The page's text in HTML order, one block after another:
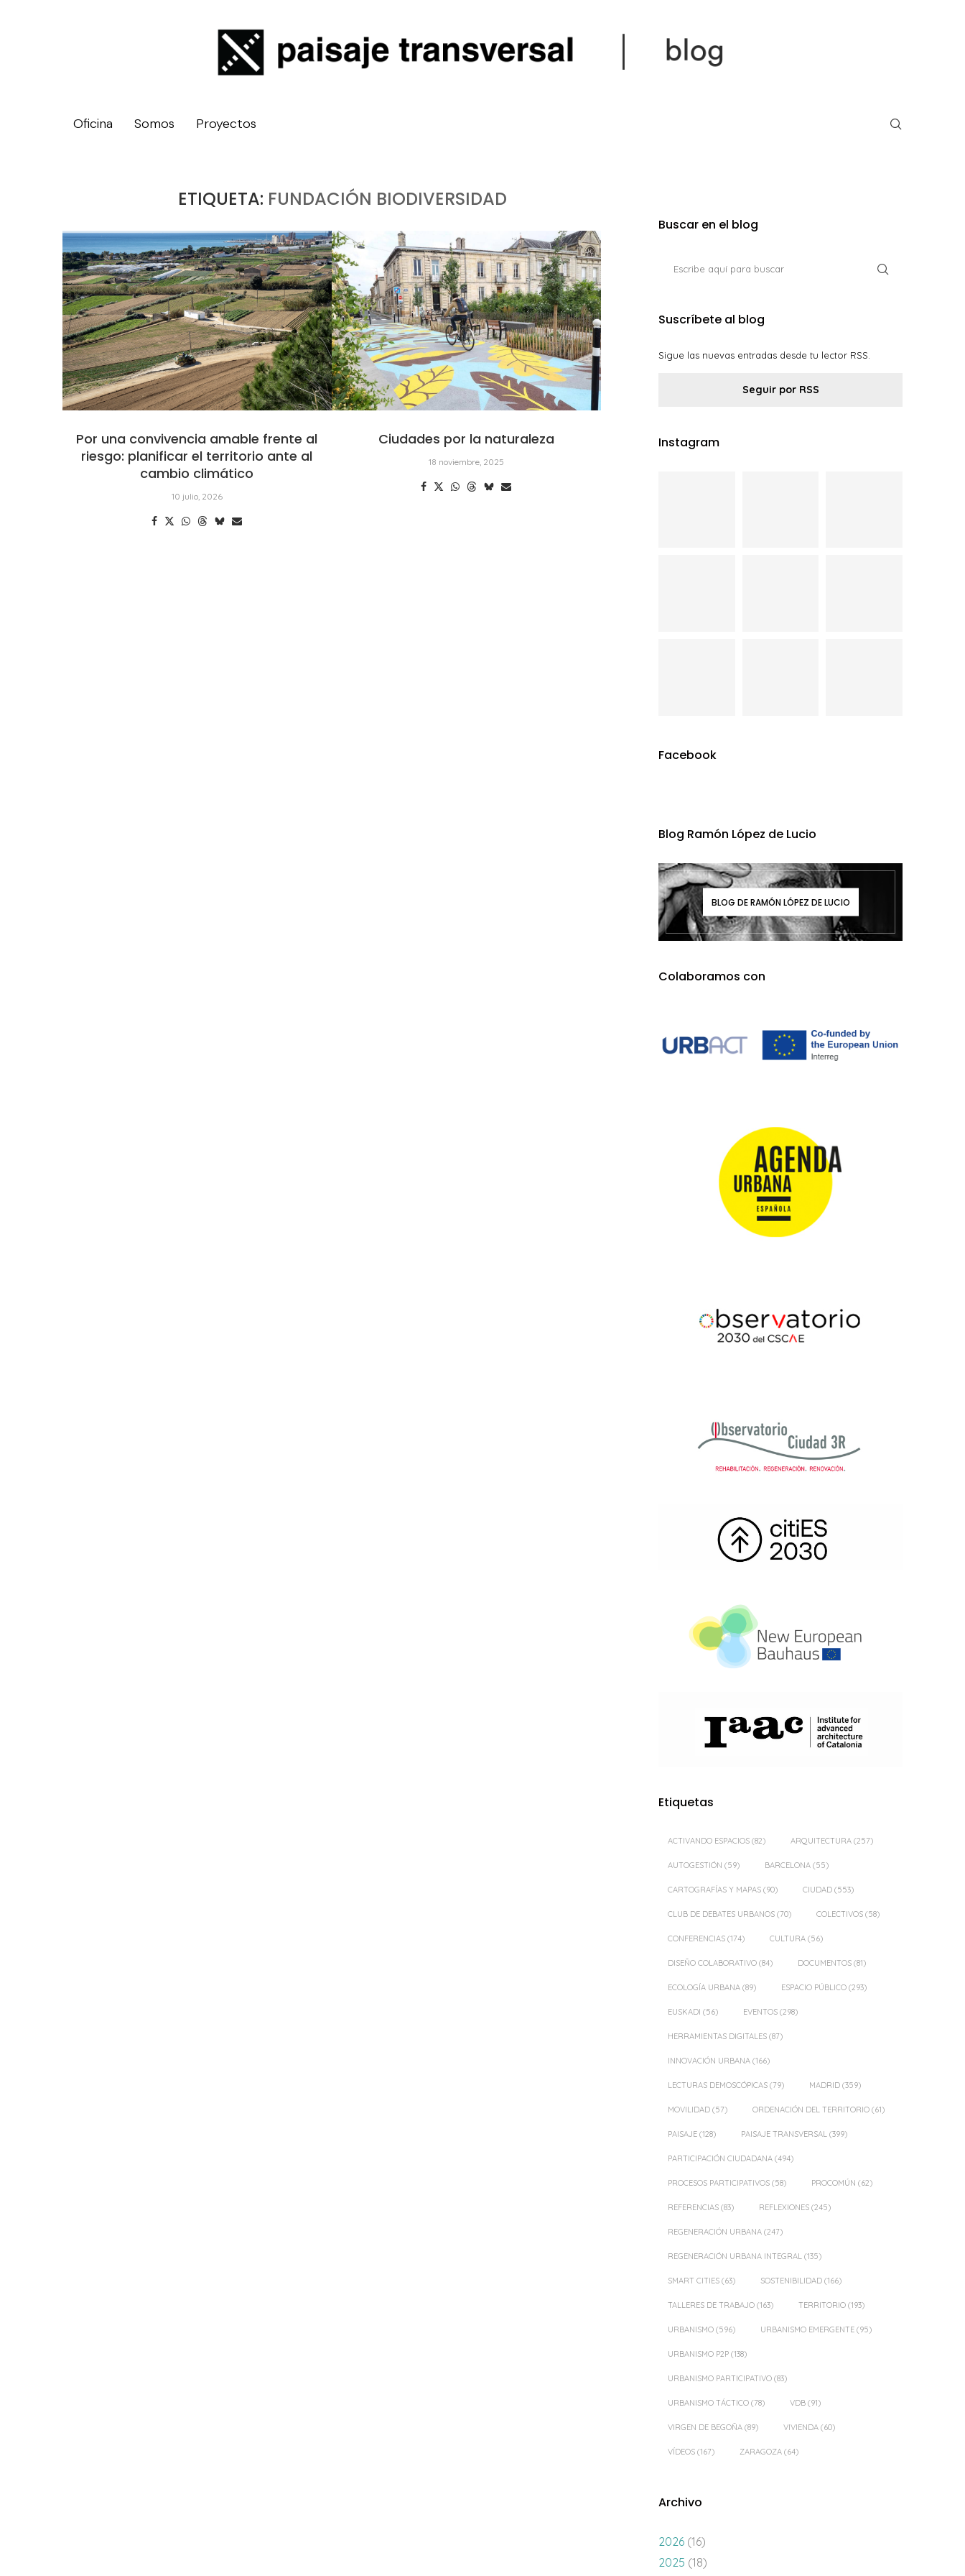
Oficina Somos Proyectos
ETIQUETA: FUNDACIÓN BIODIVERSIDAD
Por una convivencia amable frente al
riesgo: planificar el territorio ante al
cambio climático
10 julio, 2026
Ciudades por la naturaleza
18 noviembre, 2025
Buscar en el blog
Suscríbete al blog
Sigue las nuevas entradas desde tu lector RSS.
Seguir por RSS
Instagram
Facebook
Blog Ramón López de Lucio
BLOG DE RAMÓN LÓPEZ DE LUCIO
Colaboramos con
Etiquetas
ACTIVANDO ESPACIOS (82) ARQUITECTURA (257)
AUTOGESTIÓN (59) BARCELONA (55)
CARTOGRAFÍAS Y MAPAS (90) CIUDAD (553)
CLUB DE DEBATES URBANOS (70) COLECTIVOS (58)
CONFERENCIAS (174) CULTURA (56)
DISEÑO COLABORATIVO (84) DOCUMENTOS (81)
ECOLOGÍA URBANA (89) ESPACIO PÚBLICO (293)
EUSKADI (56) EVENTOS (298)
HERRAMIENTAS DIGITALES (87)
INNOVACIÓN URBANA (166)
LECTURAS DEMOSCÓPICAS (79) MADRID (359)
MOVILIDAD (57) ORDENACIÓN DEL TERRITORIO (61)
PAISAJE (128) PAISAJE TRANSVERSAL (399)
PARTICIPACIÓN CIUDADANA (494)
PROCESOS PARTICIPATIVOS (58) PROCOMÚN (62)
REFERENCIAS (83) REFLEXIONES (245)
REGENERACIÓN URBANA (247)
REGENERACIÓN URBANA INTEGRAL (135)
SMART CITIES (63) SOSTENIBILIDAD (166)
TALLERES DE TRABAJO (163) TERRITORIO (193)
URBANISMO (596) URBANISMO EMERGENTE (95)
URBANISMO P2P (138)
URBANISMO PARTICIPATIVO (83)
URBANISMO TÁCTICO (78) VDB (91)
VIRGEN DE BEGOÑA (89) VIVIENDA (60)
VÍDEOS (167) ZARAGOZA (64)
Archivo
2026 (16)
2025 (18)